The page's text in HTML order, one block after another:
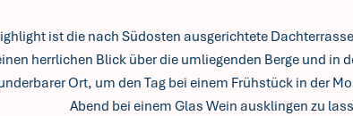
ist die nach Südosten ausgerichtete
herrlichen Blick über die umliegenden Berge und in
Ort, um den Tag bei einem Frühstück in der
Abend bei einem Glas Wein ausklingen zu